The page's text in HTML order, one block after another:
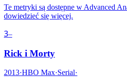
Te metryki są dostępne w Advanced
dowiedzieć się więcej.
3–
Rick i Morty
2013·HBO Max·Serial·